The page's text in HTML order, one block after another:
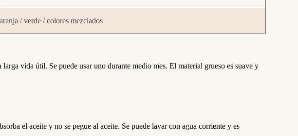
/ verde / colores mezclados
vida útil. Se puede usar uno durante medio mes. El material grueso es suave y
el aceite y no se pegue al aceite. Se puede lavar con agua corriente y es